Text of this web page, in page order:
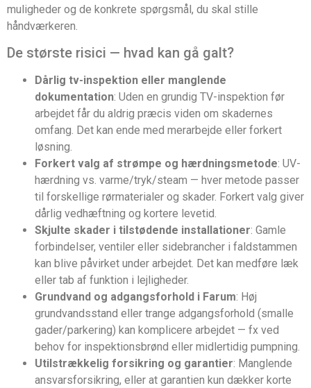
muligheder og de konkrete spørgsmål, du skal stille
håndværkeren.
De største risici — hvad kan gå galt?
Dårlig tv-inspektion eller manglende
dokumentation: Uden en grundig TV-inspektion før
arbejdet får du aldrig præcis viden om skadernes
omfang. Det kan ende med merarbejde eller forkert
løsning.
Forkert valg af strømpe og hærdningsmetode: UV-
hærdning vs. varme/tryk/steam — hver metode passer
til forskellige rørmaterialer og skader. Forkert valg giver
dårlig vedhæftning og kortere levetid.
Skjulte skader i tilstødende installationer: Gamle
forbindelser, ventiler eller sidebrancher i faldstammen
kan blive påvirket under arbejdet. Det kan medføre læk
eller tab af funktion i lejligheder.
Grundvand og adgangsforhold i Farum: Høj
grundvandsstand eller trange adgangsforhold (smalle
gader/parkering) kan komplicere arbejdet — fx ved
behov for inspektionsbrønd eller midlertidig pumpning.
Utilstrækkelig forsikring og garantier: Manglende
ansvarsforsikring, eller at garantien kun dækker korte